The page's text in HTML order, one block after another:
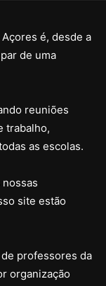
é, desde a
de uma
reuniões
trabalho,
as escolas.
site estão
professores da
organização